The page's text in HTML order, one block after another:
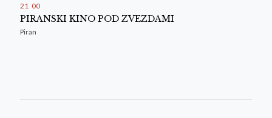
21 00
PIRANSKI KINO POD ZVEZDAMI
Piran